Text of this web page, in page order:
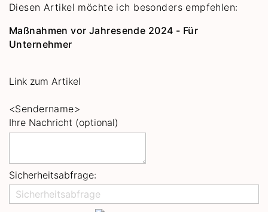
Diesen Artikel möchte ich besonders empfehlen:
Maßnahmen vor Jahresende 2024 - Für
Unternehmer
Link zum Artikel
<Sendername>
Ihre Nachricht (optional)
Sicherheitsabfrage: